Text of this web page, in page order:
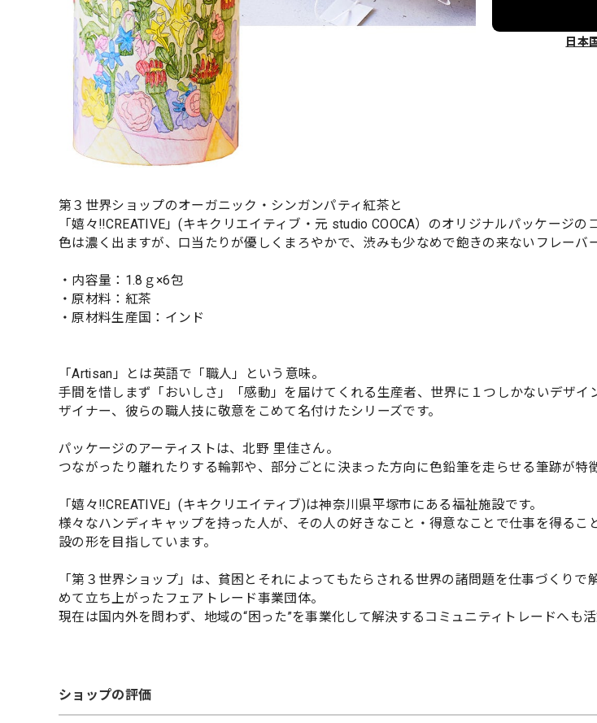
日本
第３世界ショップのオーガニック・シンガンパティ紅茶と
「嬉々!!CREATIVE」(キキクリエイティブ・元 studio COOCA）のオリジナルパッケージの
色は濃く出ますが、口当たりが優しくまろやかで、渋みも少なめで飽きの来ないフレーバ
・内容量：1.8ｇ×6包
・原材料：紅茶
・原材料生産国：インド
「Artisan」とは英語で「職人」という意味。
手間を惜しまず「おいしさ」「感動」を届けてくれる生産者、世界に１つしかないデザイ
ザイナー、彼らの職人技に敬意をこめて名付けたシリーズです。
パッケージのアーティストは、北野 里佳さん。
つながったり離れたりする輪郭や、部分ごとに決まった方向に色鉛筆を走らせる筆跡が特
「嬉々!!CREATIVE」(キキクリエイティブ)は神奈川県平塚市にある福祉施設です。
様々なハンディキャップを持った人が、その人の好きなこと・得意なことで仕事を得るこ
設の形を目指しています。
「第３世界ショップ」は、貧困とそれによってもたらされる世界の諸問題を仕事づくり
めて立ち上がったフェアトレード事業団体。
現在は国内外を問わず、地域の“困った”を事業化して解決するコミュニティトレードへも活
ショップの評価